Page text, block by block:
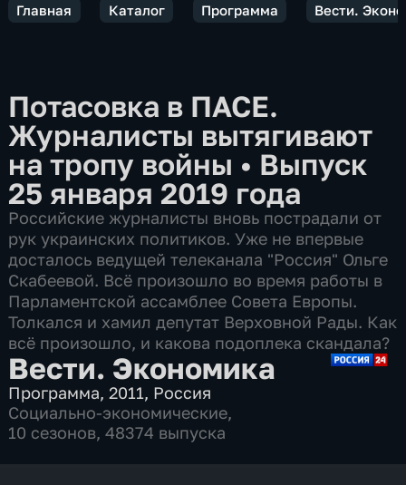
Главная Каталог Программа Вести.
Потасовка в ПАСЕ.
Журналисты вытягивают
на тропу войны • Выпуск
25 января 2019 года
Российские журналисты вновь пострадали от
рук украинских политиков. Уже не впервые
досталось ведущей телеканала "Россия" Ольге
Скабеевой. Всё произошло во время работы в
Парламентской ассамблее Совета Европы.
Толкался и хамил депутат Верховной Рады. Как
всё произошло, и какова подоплека скандала?
Вести. Экономика
Программа,2011, Россия
Социально-экономические,
10 сезонов, 48374 выпуска